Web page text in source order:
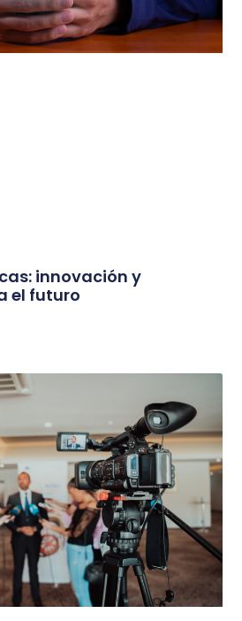
innovación y
el futuro